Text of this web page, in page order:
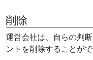
削除
運営会社は、自らの判
ントを削除することが